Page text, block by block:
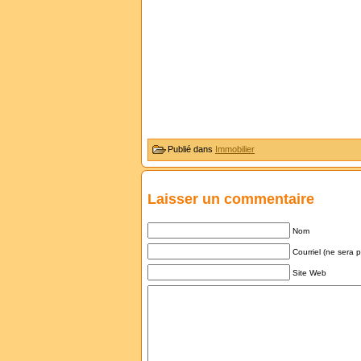
Publié dans Immobilier
Laisser un commentaire
Nom
Courriel (ne sera
Site Web